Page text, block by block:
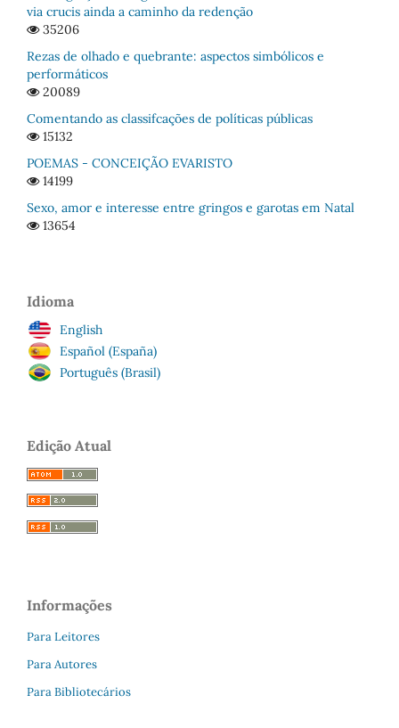
via crucis ainda a caminho da redenção
35206
Rezas de olhado e quebrante: aspectos simbólicos e
performáticos
20089
Comentando as classifcações de políticas públicas
15132
POEMAS - CONCEIÇÃO EVARISTO
14199
Sexo, amor e interesse entre gringos e garotas em Natal
13654
Idioma
English
Español (España)
Português (Brasil)
Edição Atual
Informações
Para Leitores
Para Autores
Para Bibliotecários